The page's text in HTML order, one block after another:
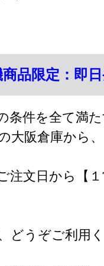
品限定：即
件を全て満た
の大阪倉庫から
注文日から【
どうぞご利用